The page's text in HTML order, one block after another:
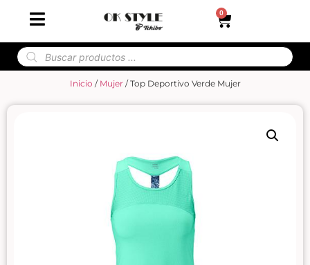
0
Inicio / Mujer/ Top Deportivo Verde Mujer